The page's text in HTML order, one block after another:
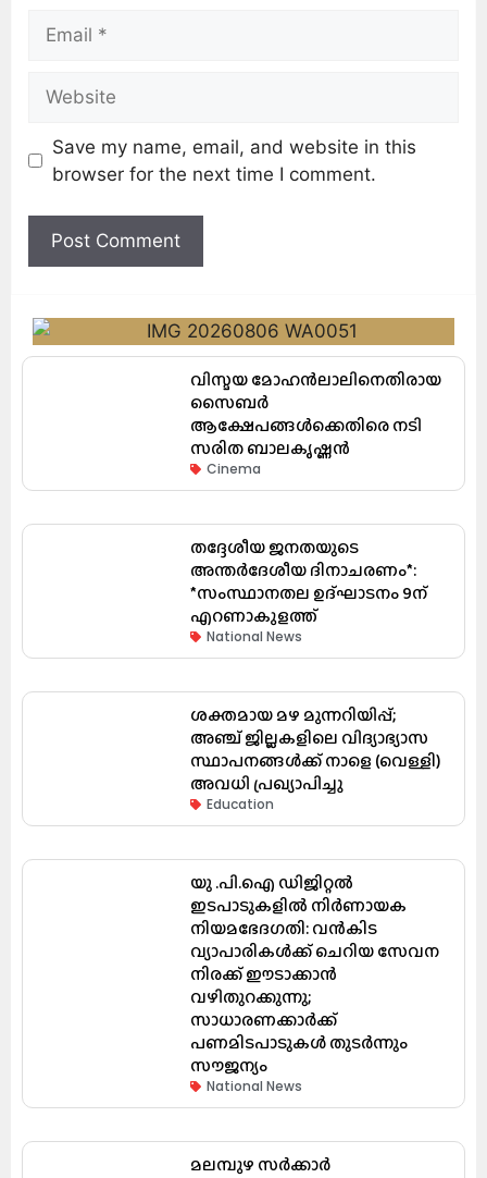
Save my name, email, and website in this
browser for the next time I comment.
വിസ്മയ മോഹൻലാലിനെതിരായ
സൈബർ
ആക്ഷേപങ്ങൾക്കെതിരെ നടി
സരിത ബാലകൃഷ്ണൻ
Cinema
തദ്ദേശീയ ജനതയുടെ
അന്തർദേശീയ ദിനാചരണം*:
*സംസ്ഥാനതല ഉദ്ഘാടനം 9ന്
എറണാകുളത്ത്
National News
ശക്തമായ മഴ മുന്നറിയിപ്പ്;
അഞ്ച് ജില്ലകളിലെ വിദ്യാഭ്യാസ
സ്ഥാപനങ്ങൾക്ക് നാളെ (വെള്ളി)
അവധി പ്രഖ്യാപിച്ചു
Education
യു .പി.ഐ ഡിജിറ്റൽ
ഇടപാടുകളിൽ നിർണായക
നിയമഭേദഗതി: വൻകിട
വ്യാപാരികൾക്ക് ചെറിയ സേവന
നിരക്ക് ഈടാക്കാൻ
വഴിതുറക്കുന്നു;
സാധാരണക്കാർക്ക്
പണമിടപാടുകൾ തുടർന്നും
സൗജന്യം
National News
മലമ്പുഴ സർക്കാർ